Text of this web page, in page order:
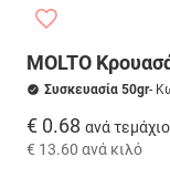
MOLTO
Συσκευασία 50gr-
€ 0.68 ανά τεμάχιο
€ 13.60 ανά κιλό